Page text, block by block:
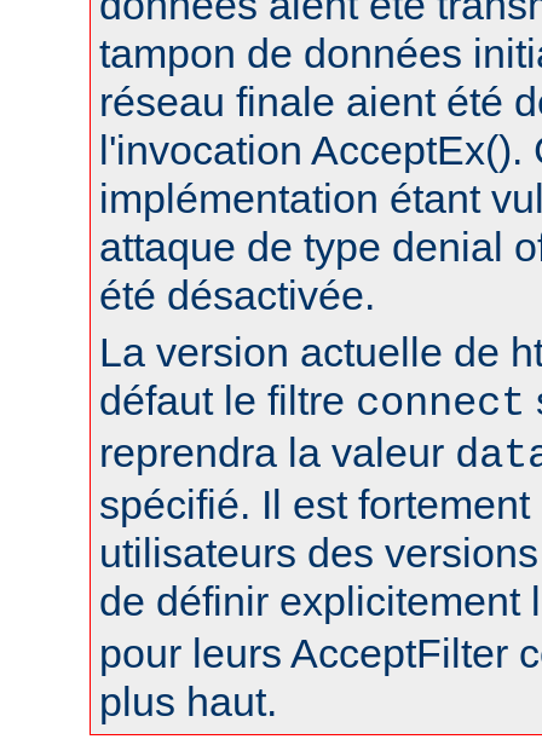
tampon de données
réseau finale aient été
l'invocation AcceptEx().
implémentation étant
attaque de type denial
été désactivée.
La version actuelle de
défaut le filtre connect
reprendra la valeur
spécifié. Il est
utilisateurs des
de définir explicitement
pour leurs AcceptFilter
plus haut.